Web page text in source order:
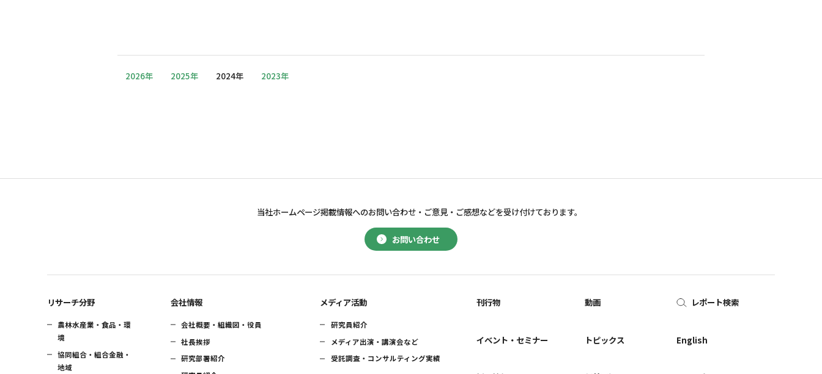
2026年 2025年 2024年 2023年
お問い合わせ
当社ホームページ掲載情報へのお問い合わせ・ ご意見・ご感想などを受け付けております。
リサーチ分野
農林水産業・食品・環
境
協同組合・組合金融・
地域
会社情報
会社概要・組織図・役員
社長挨拶
研究部署紹介
メディア活動
研究員紹介
メディア出演・講演会など
受託調査・コンサルティング実績
刊行物
イベント・セミナー
動画
トピックス
レポート検索
English